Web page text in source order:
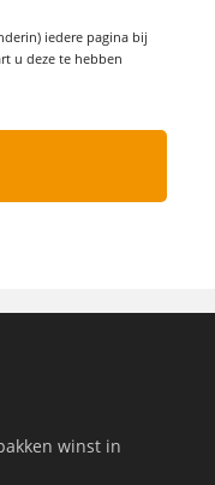
iedere pagina bij
u deze te hebben
winst in